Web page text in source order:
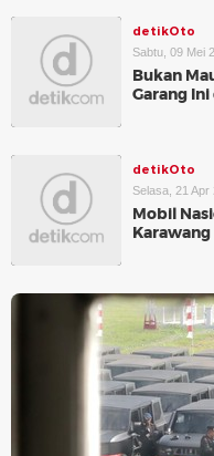
detikOto
Sabtu, 09 Mei
Bukan
Garang
detikOto
Selasa, 21 Apr
Mobil
Karawang